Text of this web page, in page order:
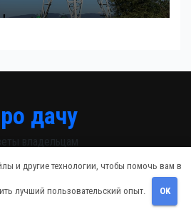
дачу
владельцам
и другие технологии, чтобы помочь вам в
лучший пользовательский опыт. OK